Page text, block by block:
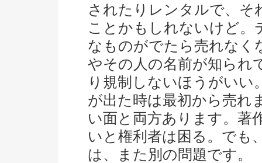
されたりレンタルで、そ
ことかもしれないけど
なものがでたら売れなく
やその人の名前が知られ
り規制しないほうがいい
が出た時は最初から売れ
い面と両方あります。著
いと権利者は困る。でも
は、また別の問題です。